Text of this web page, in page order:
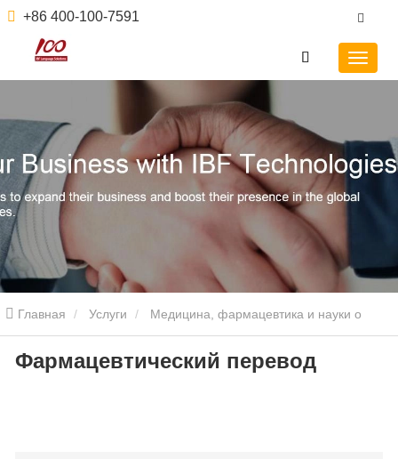
+86 400-100-7591
Главная Услуги Медицина, фармацевтика и науки о
жизни Фармацевтический перевод
Фармацевтический перевод